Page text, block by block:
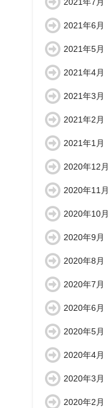
2021年7月
2021年6月
2021年5月
2021年4月
2021年3月
2021年2月
2021年1月
2020年12月
2020年11月
2020年10月
2020年9月
2020年8月
2020年7月
2020年6月
2020年5月
2020年4月
2020年3月
2020年2月